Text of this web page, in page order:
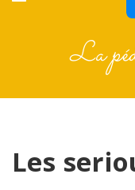
La
Les